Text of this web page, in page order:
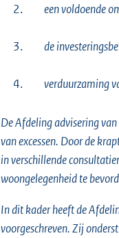
2. een voldoende
3. de
4. verduurzaming
De Afdeling advisering
van excessen. Door de
in verschillende
woongelegenheid te
In dit kader heeft de
voorgeschreven. Zij